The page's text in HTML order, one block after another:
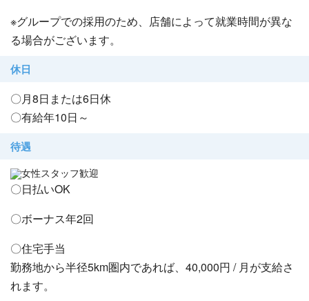
※グループでの採用のため、店舗によって就業時間が異な
る場合がございます。
休日
〇月8日または6日休
〇有給年10日～
待遇
女性スタッフ歓迎
〇日払いOK
〇ボーナス年2回
〇住宅手当
勤務地から半径5km圏内であれば、40,000円 / 月が支給さ
れます。